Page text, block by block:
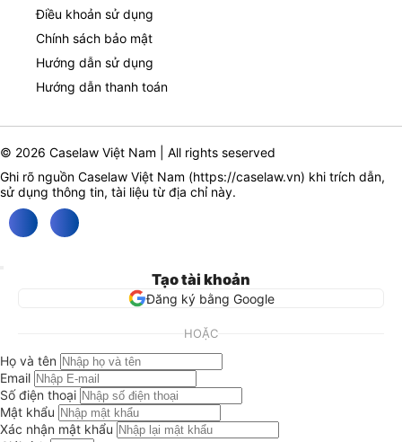
Điều khoản sử dụng
Chính sách bảo mật
Hướng dẫn sử dụng
Hướng dẫn thanh toán
© 2026 Caselaw Việt Nam | All rights seserved
Ghi rõ nguồn Caselaw Việt Nam (https://caselaw.vn) khi trích dẫn,
sử dụng thông tin, tài liệu từ địa chỉ này.
Tạo tài khoản
Đăng ký bằng Google
HOẶC
Họ và tên
Email
Số điện thoại
Mật khẩu
Xác nhận mật khẩu